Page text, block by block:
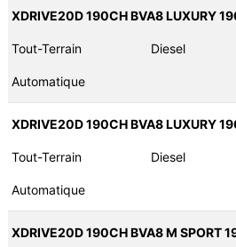
XDRIVE20D 190CH BVA8 LUXURY
Tout-Terrain Diesel
Automatique
XDRIVE20D 190CH BVA8 LUXURY
Tout-Terrain Diesel
Automatique
XDRIVE20D 190CH BVA8 M SPORT